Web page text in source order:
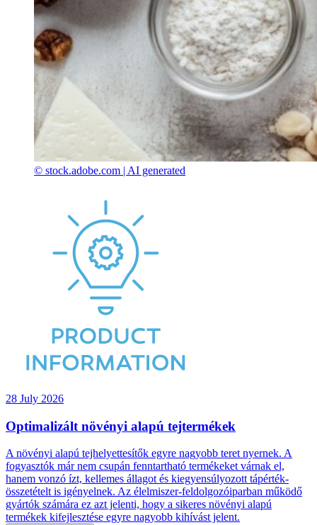
© stock.adobe.com | AI generated
28 July 2026
Optimalizált növényi alapú tejtermékek
A növényi alapú tejhelyettesítők egyre nagyobb teret nyernek. A
fogyasztók már nem csupán fenntartható termékeket várnak el,
hanem vonzó ízt, kellemes állagot és kiegyensúlyozott tápérték-
összetételt is igényelnek. Az élelmiszer-feldolgozóiparban működő
gyártók számára ez azt jelenti, hogy a sikeres növényi alapú
termékek kifejlesztése egyre nagyobb kihívást jelent.